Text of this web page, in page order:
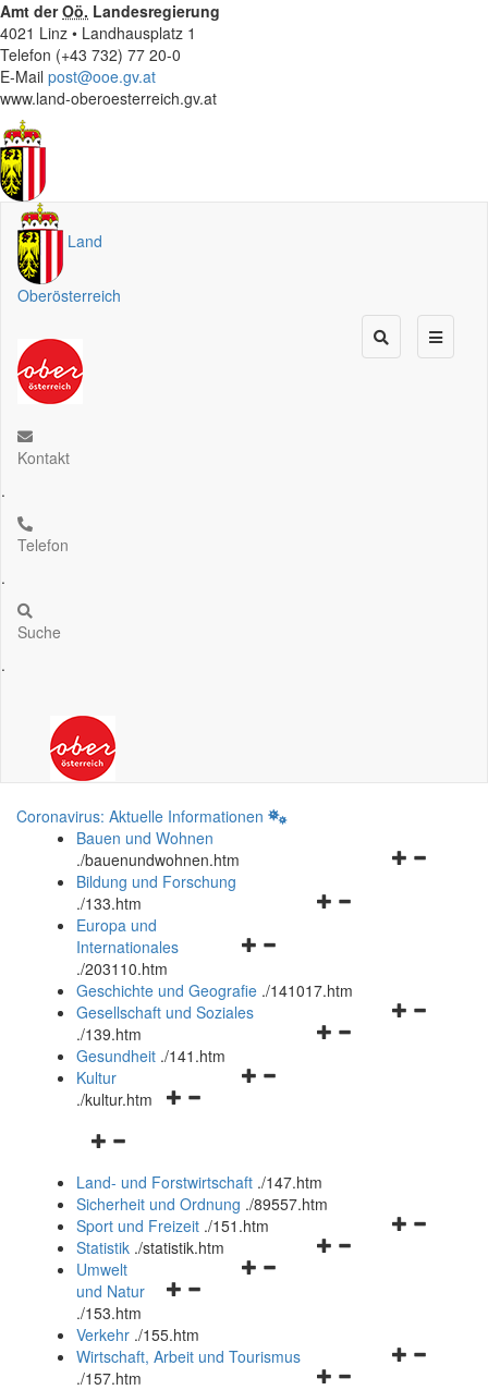
Amt derOö. Landesregierung
4021 Linz • Landhausplatz 1
Telefon (+43 732) 77 20-0
E-Mail post@ooe.gv.at
www.land-oberoesterreich.gv.at
Land
Oberösterreich
Kontakt
.
Telefon
.
Suche
.
Coronavirus: Aktuelle Informationen
Bauen und Wohnen
./bauenundwohnen.htm
Navigationsmenü
Bildung und Forschung
./133.htm
Navigationsmenü
und
schließen
Europa und
Internationales
./203110.htm
Geschichte und Geografie ./141017.htm
Navigationsmenü
Gesellschaft und Soziales
./139.htm
Navigationsmenü
Gesundheit ./141.htm
Navigationsmenü
Kultur
./kultur.htm
Navigationsmenü
und
schließen
Land- und Forstwirtschaft ./147.htm
Sicherheit und Ordnung ./89557.htm
Navigationsmenü
Sport und Freizeit ./151.htm
Navigationsmenü
Statistik ./statistik.htm
Navigationsmenü
und
schließen
Umwelt
und Natur
./153.htm
Verkehr ./155.htm
Navigationsmenü
Wirtschaft, Arbeit und Tourismus
./157.htm